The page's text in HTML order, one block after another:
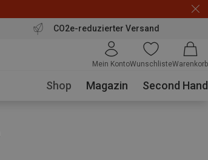
CO2e-reduzierter Versand
Mein KontoWunschlisteWarenkorb
Shop Magazin Second Hand